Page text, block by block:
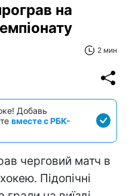
на
2 мин
Добавь
вместе с РБК-
черговий матч в
Підопічні